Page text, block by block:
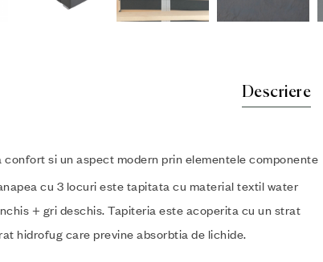
Descriere
confort si un aspect modern prin elementele componente
cu 3 locuri este tapitata cu material textil water
+ gri deschis. Tapiteria este acoperita cu un strat
hidrofug care previne absorbtia de lichide.